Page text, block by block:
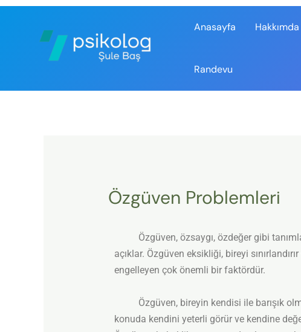
Anasayfa Hakkımda
Randevu
Özgüven Problemleri
Özgüven, özsaygı, özdeğer gibi
açıklar. Özgüven eksikliği, bireyi
engelleyen çok önemli bir faktördür.
Özgüven, bireyin kendisi ile barışık
konuda kendini yeterli görür ve kendine